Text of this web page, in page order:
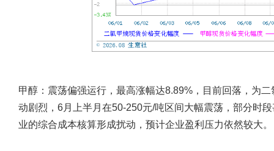
甲醇：震荡偏强运行，最高涨幅达8.89%，目前回落，为
动剧烈，6月上半月在50-250元/吨区间大幅震荡，部分时
业的综合成本核算形成扰动，预计企业盈利压力依然较大。